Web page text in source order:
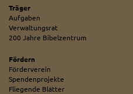
Träger
Aufgaben
Verwaltungsrat
200 Jahre Bibelzentrum
Fördern
Förderverein
Spendenprojekte
Fliegende Blätter